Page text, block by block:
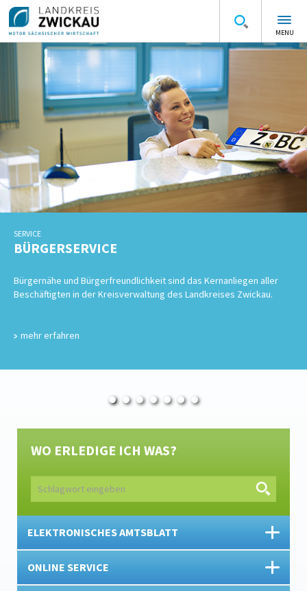
MENU
SERVICE
BÜRGERSERVICE
Bürgernähe und Bürgerfreundlichkeit sind das Kernanliegen aller
Beschäftigten in der Kreisverwaltung des Landkreises Zwickau.
mehr erfahren
WO ERLEDIGE ICH WAS?
ELEKTRONISCHES AMTSBLATT
ONLINE SERVICE